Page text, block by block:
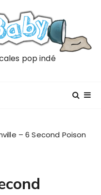
pop indé
– 6 Second Poison